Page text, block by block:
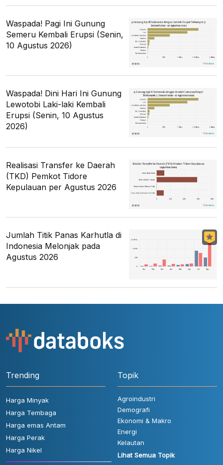
Waspada! Pagi Ini Gunung
Semeru Kembali Erupsi (Senin,
10 Agustus 2026)
Waspada! Dini Hari Ini Gunung
Lewotobi Laki-laki Kembali
Erupsi (Senin, 10 Agustus
2026)
Realisasi Transfer ke Daerah
(TKD) Pemkot Tidore
Kepulauan per Agustus 2026
Jumlah Titik Panas Karhutla di
Indonesia Melonjak pada
Agustus 2026
Trending
Harga Minyak
Harga Tembaga
Harga emas Antam
Harga Perak
Harga Nikel
Topik
Agroindustri
Demografi
Ekonomi & Makro
Energi
Kelautan
Lihat Semua Topik